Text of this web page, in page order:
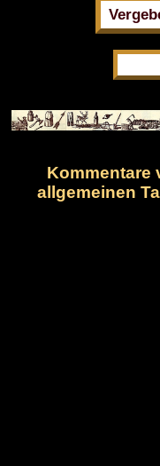
Kommentare
allgemeinen